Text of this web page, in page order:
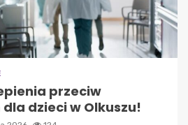
przeciw
dzieci w Olkuszu!